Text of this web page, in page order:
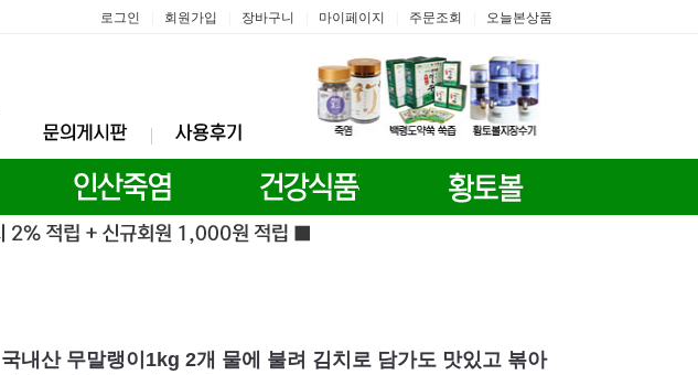
로그인 회원가입 장바구니 마이페이지 주문조회 오늘본상품
국내산 무말랭이1kg 2개 물에 불려 김치로 담가도 맛있고 볶아